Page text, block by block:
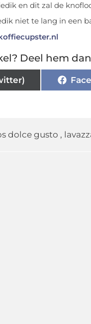
en dit zal de
niet te lang in een
Deel hem
dolce gusto ,